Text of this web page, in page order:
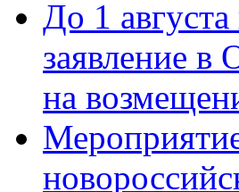
До 1
заявление
на